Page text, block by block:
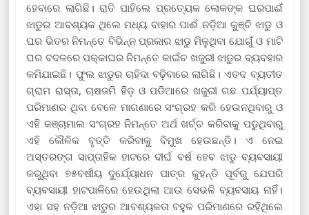
ହେବାରେ ଲାଗିଛି। ରାତି ପାହିଲେ ପ୍ରତ୍ୟେକ ଲୋକଙ୍କ ଘରପାଈଁ
ଝାଡୁର ଆବଶ୍ୟକ ଥିଲେ ମଧ୍ୟ ବାହାର ପାଈଁ ନଡ଼ିଆ କୁଞ୍ଚି ଝାଡୁ ଓ
ଘର ଭିତର ନିମନ୍ତେ ବିଭିନ୍ନ ପ୍ରକାର ଝାଡୁ ମିଳୁଥିବା ଯୋଗୁଁ ଓ ମାଟି
ଘର ବଦଳରେ ପକ୍କାଘର ନିମନ୍ତେ କାଇଁଚ ଖଜୁରୀ ଝାଡୁର ବ୍ୟବହାର
କମିଯାଇଛି। ଫୁଲ ଝାଡୁର ଚାହିଦା ବଢ଼ିବାରେ ଲାଗିଛି। ଏତଦ ବ୍ୟତୀତ
ଗ୍ରାମ ରାସ୍ତା, ଚାଷଜମି ହିଡ଼ ଓ ପଡିଆରେ ଖଜୁରୀ ଗଛ ପର୍ଯ୍ୟାପ୍ତ
ପରିମାଣର ଥିବା ବେଳେ ମାଗଣାରେ ସଂଗ୍ରହ କରି ହେଉନଥିବାରୁ ଓ
ଏହି କଞ୍ଚାମାଲ ସଂଗ୍ରହ ନିମନ୍ତେ ଅର୍ଥ ଖର୍ଚ୍ଚ କରିବାକୁ ପଡୁଥିବାରୁ
ଏହି କୌଳିକ ବୃତ୍ତି କରିବାକୁ ବିମୁଖ ହେଉଛନ୍ତି। ଏ ନେଇ
ଅସ୍ତରଙ୍ଗ ସାପ୍ତାହିକ ହାଟରେ ଦୀର୍ଘ ବର୍ଷ ହେବ ଝାଡୁ ବ୍ୟବସାୟୀ
କରୁଥିବା ୭୫ବର୍ଷୀୟ ଦୁର୍ଯ୍ୟୋଧନ ପାତ୍ର କୁହନ୍ତି ପୂର୍ବରୁ ଯେପରି
ବ୍ୟବସାୟୀ ହାଟପାଳିରେ ହେଉଥିଲା ଆଉ ସେଭଳି ବ୍ୟବସାୟ ନାହିଁ।
ଏହା ସହ ନଡ଼ିଆ ଝାଡୁର ଆବଶ୍ୟକତା ବହୁଳ ପରିମାଣରେ ରହିଥିଲେ